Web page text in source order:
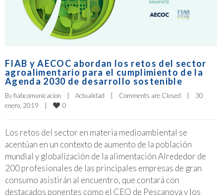
FIAB y AECOC abordan los retos del sector
agroalimentario para el cumplimiento de la
Agenda 2030 de desarrollo sostenible
By fiabcomunicacion Actualidad Comments are Closed
30
enero, 2019
0
Los retos del sector en materia medioambiental se
acentúan en un contexto de aumento de la población
mundial y globalización de la alimentación Alrededor de
200 profesionales de las principales empresas de gran
consumo asistirán al encuentro, que contará con
destacados ponentes como el CEO de Pescanova y los